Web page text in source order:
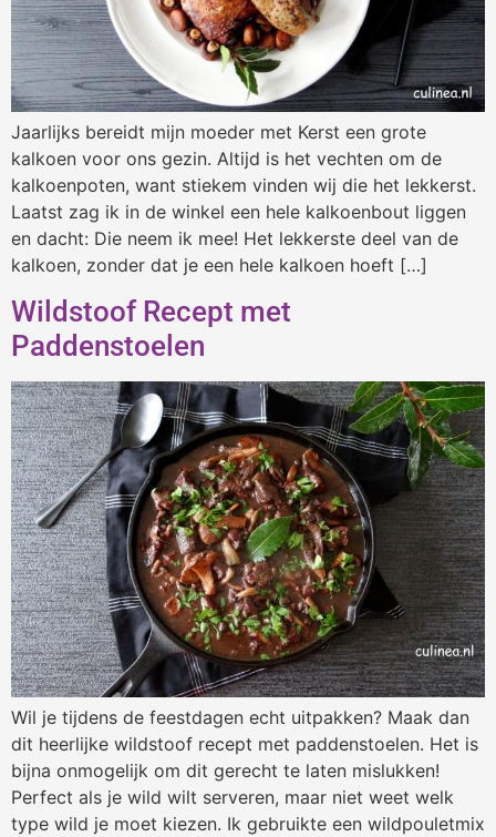
Jaarlijks bereidt mijn moeder met Kerst een grote
kalkoen voor ons gezin. Altijd is het vechten om de
kalkoenpoten, want stiekem vinden wij die het lekkerst.
Laatst zag ik in de winkel een hele kalkoenbout liggen
en dacht: Die neem ik mee! Het lekkerste deel van de
kalkoen, zonder dat je een hele kalkoen hoeft […]
Wildstoof Recept met
Paddenstoelen
Wil je tijdens de feestdagen echt uitpakken? Maak dan
dit heerlijke wildstoof recept met paddenstoelen. Het is
bijna onmogelijk om dit gerecht te laten mislukken!
Perfect als je wild wilt serveren, maar niet weet welk
type wild je moet kiezen. Ik gebruikte een wildpouletmix